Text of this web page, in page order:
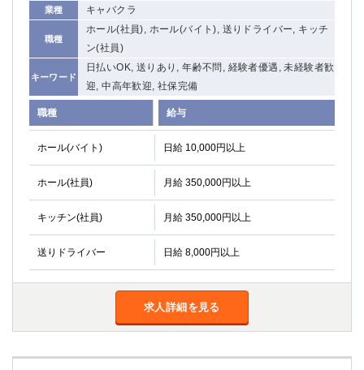
業種 キャバクラ
職種
ホール(社員), ホール(バイト), 送りドライバー, キッチ
ン(社員)
キーワード
日払いOK, 送りあり, 年齢不問, 経験者優遇, 未経験者歓
迎, 中高年歓迎, 社保完備
職種 給与
ホール(バイト) 日給 10,000円以上
ホール(社員) 月給 350,000円以上
キッチン(社員) 月給 350,000円以上
送りドライバー 日給 8,000円以上
求人詳細を見る